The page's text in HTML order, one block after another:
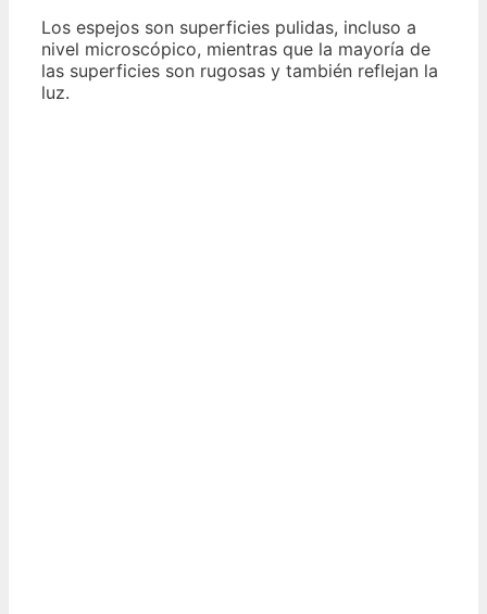
Los espejos son superficies pulidas, incluso a
nivel microscópico, mientras que la mayoría de
las superficies son rugosas y también reflejan la
luz.